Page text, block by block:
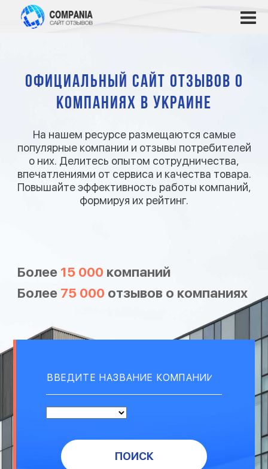
Официальный сайт отзывов о
компаниях в Украине
На нашем ресурсе размещаются самые
популярные компании и отзывы потребителей
о них. Делитесь опытом сотрудничества,
впечатлениями от сервиса и качества товара.
Повышайте эффективность работы компаний,
формируя их рейтинг.
Более 15 000 компаний
Более 75 000 отзывов о компаниях
ПОИСК